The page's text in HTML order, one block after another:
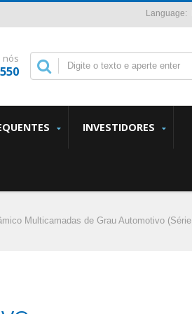
nós
INVESTIDORES
Multicamadas de Grau Automotivo